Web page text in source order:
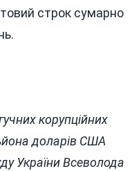
строк сумарно
корупційних
доларів США
України Всеволода